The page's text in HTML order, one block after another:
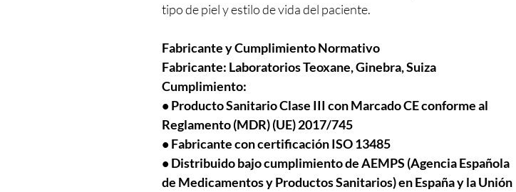
tipo de piel y estilo de vida del paciente.
Fabricante y Cumplimiento Normativo
Fabricante: Laboratorios Teoxane, Ginebra, Suiza
Cumplimiento:
• Producto Sanitario Clase III con Marcado CE conforme al
Reglamento (MDR) (UE) 2017/745
• Fabricante con certificación ISO 13485
• Distribuido bajo cumplimiento de AEMPS (Agencia Española
de Medicamentos y Productos Sanitarios) en España y la Unión